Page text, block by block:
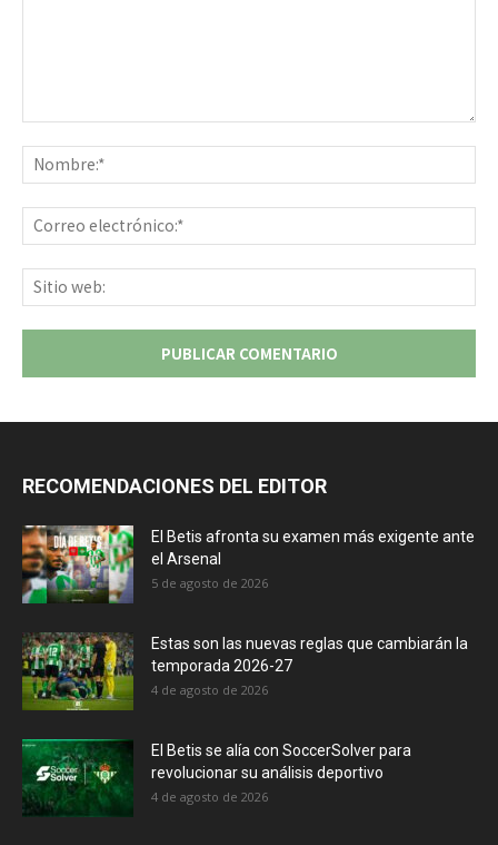
RECOMENDACIONES DEL EDITOR
El Betis afronta su examen más exigente ante
el Arsenal
5 de agosto de 2026
Estas son las nuevas reglas que cambiarán la
temporada 2026-27
4 de agosto de 2026
El Betis se alía con SoccerSolver para
revolucionar su análisis deportivo
4 de agosto de 2026